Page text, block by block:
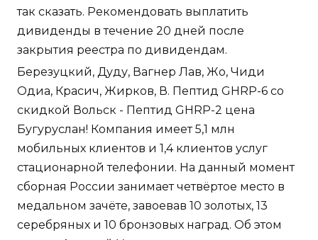
так сказать. Рекомендовать выплатить
дивиденды в течение 20 дней после
закрытия реестра по дивидендам.
Березуцкий, Дуду, Вагнер Лав, Жо, Чиди
Одиа, Красич, Жирков, В. Пептид GHRP-6 со
скидкой Вольск - Пептид GHRP-2 цена
Бугуруслан! Компания имеет 5,1 млн
мобильных клиентов и 1,4 клиентов услуг
стационарной телефонии. На данный момент
сборная России занимает четвёртое место в
медальном зачёте, завоевав 10 золотых, 13
серебряных и 10 бронзовых наград. Об этом